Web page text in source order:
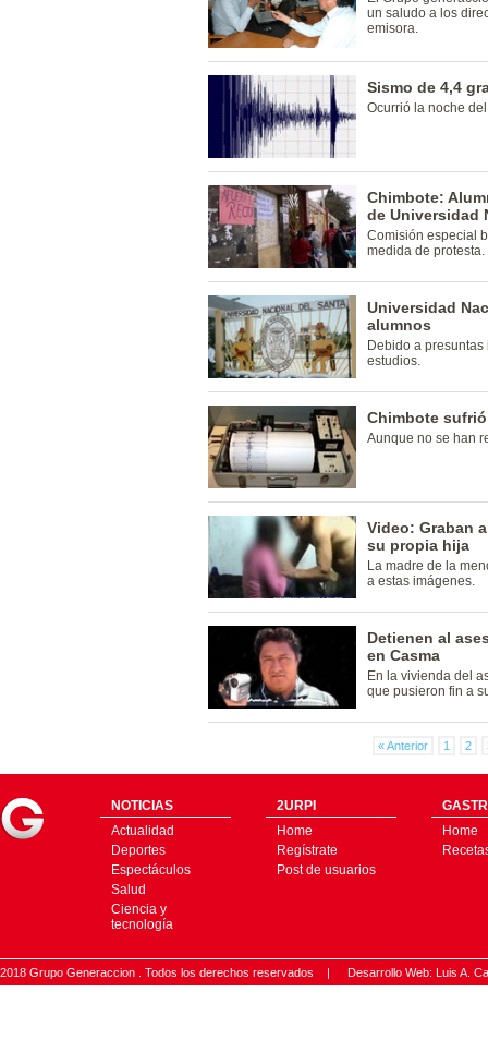
un saludo a los
emisora.
Sismo de 4,4
Ocurrió la noche
Chimbote:
de Universidad
Comisión especial
medida de protesta.
Universidad
alumnos
Debido a
estudios.
Chimbote
Aunque no se han
Video: Graban
su propia hija
La madre de la
a estas imágenes.
Detienen al
en Casma
En la vivienda del
que pusieron fin a
« Anterior 1 2
NOTICIAS
Actualidad
Deportes
Espectáculos
Salud
Ciencia y
tecnología
2URPI
Home
Regístrate
Post de usuarios
Home
2018 Grupo Generaccion . Todos los derechos reservados | Desarrollo Web: Luis